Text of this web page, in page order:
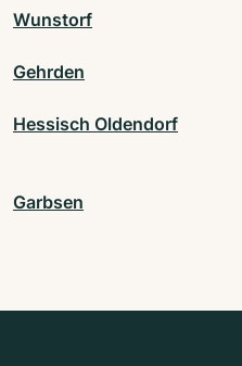
Wunstorf
Gehrden
Hessisch Oldendorf
Garbsen